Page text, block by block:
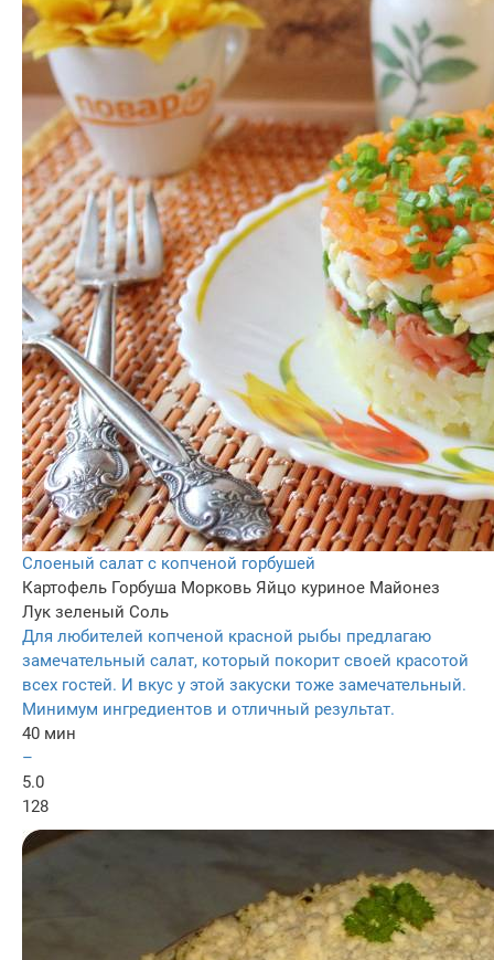
Слоеный салат с копченой горбушей
Картофель Горбуша Морковь Яйцо куриное Майонез
Лук зеленый Соль
Для любителей копченой красной рыбы предлагаю
замечательный салат, который покорит своей красотой
всех гостей. И вкус у этой закуски тоже замечательный.
Минимум ингредиентов и отличный результат.
40 мин
–
5.0
128